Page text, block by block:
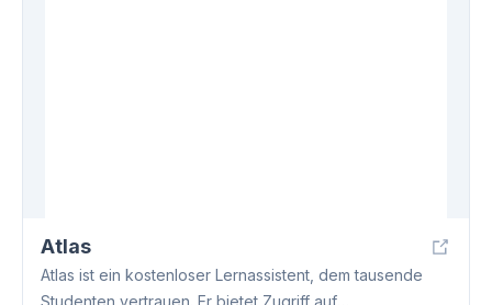
Atlas
Atlas ist ein kostenloser Lernassistent, dem tausende
Studenten vertrauen. Er bietet Zugriff auf